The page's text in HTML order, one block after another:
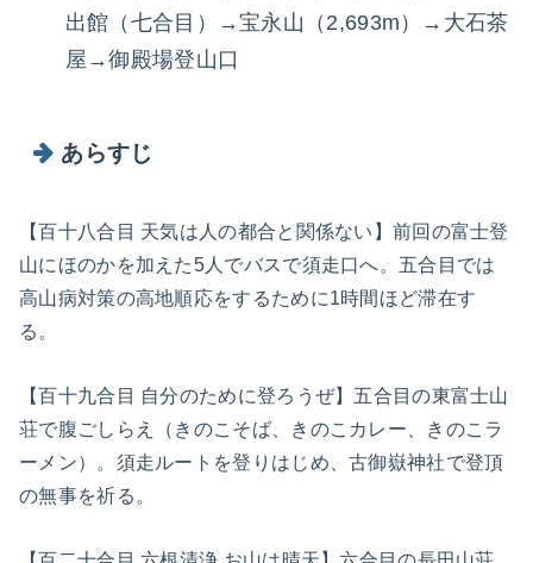
出館（七合目）→宝永山（2,693m）→大石茶
屋→御殿場登山口
あらすじ
【百十八合目 天気は人の都合と関係ない】前回の富士登
山にほのかを加えた5人でバスで須走口へ。五合目では
高山病対策の高地順応をするために1時間ほど滞在す
る。
【百十九合目 自分のために登ろうぜ】五合目の東富士山
荘で腹ごしらえ（きのこそば、きのこカレー、きのこラ
ーメン）。須走ルートを登りはじめ、古御嶽神社で登頂
の無事を祈る。